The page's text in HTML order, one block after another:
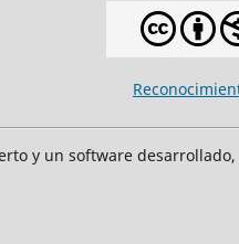
y un software